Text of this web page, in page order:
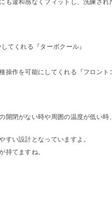
違和感なくフィットし、洗練さ
てくれる『ターボクール』
作を可能にしてくれる『フロント
閉がない時や周囲の温度が低い
い設計となっていますよ。
持てますね。